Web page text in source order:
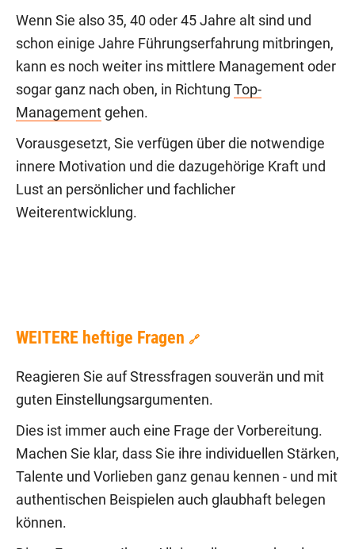
Wenn Sie also 35, 40 oder 45 Jahre alt sind und
schon einige Jahre Führungserfahrung mitbringen,
kann es noch weiter ins mittlere Management oder
sogar ganz nach oben, in Richtung Top-
Management gehen.
Vorausgesetzt, Sie verfügen über die notwendige
innere Motivation und die dazugehörige Kraft und
Lust an persönlicher und fachlicher
Weiterentwicklung.
WEITERE heftige Fragen 🔗
Reagieren Sie auf Stressfragen souverän und mit
guten Einstellungsargumenten.
Dies ist immer auch eine Frage der Vorbereitung.
Machen Sie klar, dass Sie ihre individuellen Stärken,
Talente und Vorlieben ganz genau kennen - und mit
authentischen Beispielen auch glaubhaft belegen
können.